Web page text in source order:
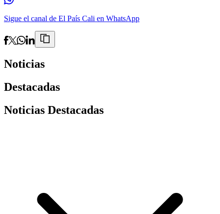
Sigue el canal de El País Cali en WhatsApp
Noticias
Destacadas
Noticias Destacadas